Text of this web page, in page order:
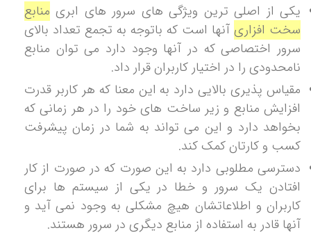
یکی از اصلی ترین ویژگی های سرور های ابری منابع
سخت افزاری آنها است که باتوجه به تجمع تعداد بالای
سرور اختصاصی که در آنها وجود دارد می توان منابع
نامحدودی را در اختیار کاربران قرار داد.
مقیاس پذیری بالایی دارد به این معنا که هر کاربر قدرت
افزایش منابع و زیر ساخت های خود را در هر زمانی که
بخواهد دارد و این می تواند به شما در زمان پیشرفت
کسب و کارتان کمک کند.
دسترسی مطلوبی دارد به این صورت که در صورت از کار
افتادن یک سرور و خطا در یکی از سیستم ها برای
کاربران و اطلاعاتشان هیچ مشکلی به وجود نمی آید و
آنها قادر به استفاده از منابع دیگری در سرور هستند.